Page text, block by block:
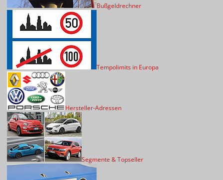
Bußgeldrechner
Tempolimits in Europa
Hersteller-Adressen
Segmente & Topseller